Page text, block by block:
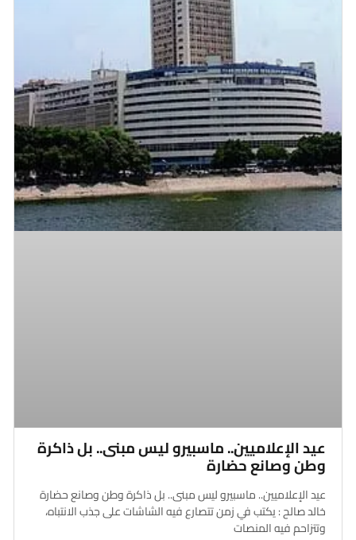
عيد الإعلاميين.. ماسبيرو ليس مبنى.. بل ذاكرة
وطن وصانع حضارة
عيد الإعلاميين.. ماسبيرو ليس مبنى.. بل ذاكرة وطن وصانع حضارة
خالد صالح : يكتب في زمن تتصارع فيه الشاشات على جذب الانتباه،
وتتزاحم فيه المنصات